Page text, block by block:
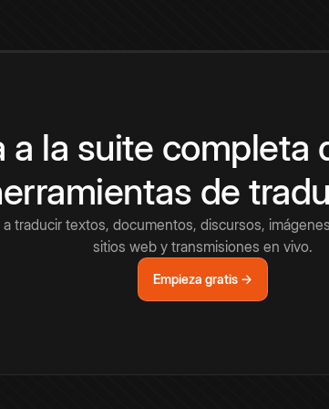
a la suite completa
de
a traducir textos, documentos, discursos,
sitios web y transmisiones en vivo.
Empieza gratis →